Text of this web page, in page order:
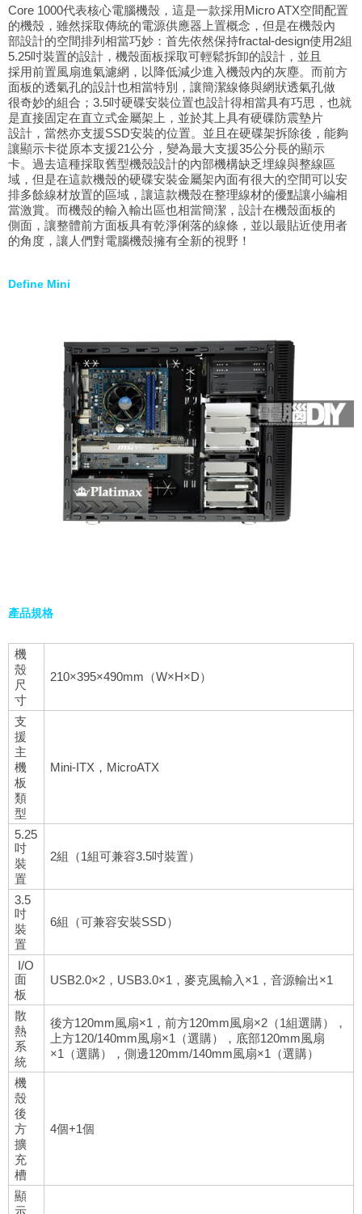
Core 1000代表核心電腦機殼，這是一款採用Micro ATX空間配置
的機殼，雖然採取傳統的電源供應器上置概念，但是在機殼內
部設計的空間排列相當巧妙：首先依然保持fractal-design使用2組
5.25吋裝置的設計，機殼面板採取可輕鬆拆卸的設計，並且
採用前置風扇進氣濾網，以降低減少進入機殼內的灰塵。而前方
面板的透氣孔的設計也相當特別，讓簡潔線條與網狀透氣孔做
很奇妙的組合；3.5吋硬碟安裝位置也設計得相當具有巧思，也就
是直接固定在直立式金屬架上，並於其上具有硬碟防震墊片
設計，當然亦支援SSD安裝的位置。並且在硬碟架拆除後，能夠
讓顯示卡從原本支援21公分，變為最大支援35公分長的顯示
卡。過去這種採取舊型機殼設計的內部機構缺乏埋線與整線區
域，但是在這款機殼的硬碟安裝金屬架內面有很大的空間可以安
排多餘線材放置的區域，讓這款機殼在整理線材的優點讓小編相
當激賞。而機殼的輸入輸出區也相當簡潔，設計在機殼面板的
側面，讓整體前方面板具有乾淨俐落的線條，並以最貼近使用者
的角度，讓人們對電腦機殼擁有全新的視野！
Define Mini
產品規格
機
殼
尺
寸
210×395×490mm（W×H×D）
支
援
主
機
板
類
型
Mini-ITX，MicroATX
5.25
吋
裝
置
2組（1組可兼容3.5吋裝置）
3.5
吋
裝
置
6組（可兼容安裝SSD）
I/O
面
板
USB2.0×2，USB3.0×1，麥克風輸入×1，音源輸出×1
散
熱
系
統
後方120mm風扇×1，前方120mm風扇×2（1組選購），
上方120/140mm風扇×1（選購），底部120mm風扇
×1（選購），側邊120mm/140mm風扇×1（選購）
機
殼
後
方
擴
充
槽
4個+1個
顯
示